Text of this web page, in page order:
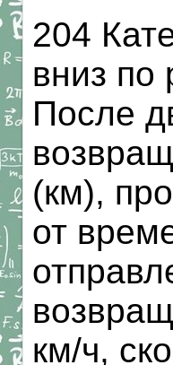
204
вниз по
После
(км),
от
км/ч,